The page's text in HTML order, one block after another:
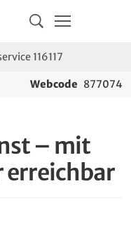
116117
Webcode 877074
– mit
erreichbar